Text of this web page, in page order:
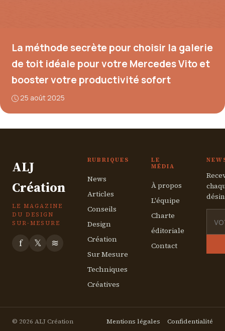
La méthode secrète pour choisir la galerie
de toit idéale pour votre Mercedes Vito et
booster votre productivité sofort
25 août 2025
ALJ
Création
LE MAGAZINE
DU DESIGN
SUR-MESURE
f 𝕏 ≋
RUBRIQUES
News
Articles
Conseils
Design
Création
Sur Mesure
Techniques
Créatives
LE
MÉDIA
À propos
L'équipe
Charte
éditoriale
Contact
© 2026 ALJ Création Mentions légales Confidentialité